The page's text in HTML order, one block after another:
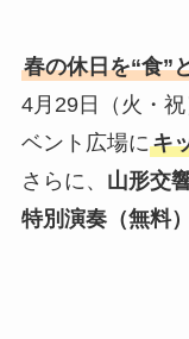
春の休日を“食”
4月29日（火・
ベント広場にキ
さらに、 山形交
特別演奏（無料）